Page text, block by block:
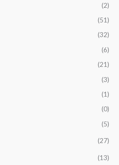
(2)
(51)
(32)
(6)
(21)
(3)
(1)
(0)
(5)
(27)
(13)